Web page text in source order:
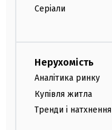
Серіали
Нерухомість
Аналітика ринку
Купівля житла
Тренди і натхнення